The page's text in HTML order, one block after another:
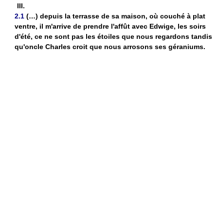
III.
2.1 (…) depuis la terrasse de sa maison, où couché à plat
ventre, il m'arrive de prendre l'affût avec Edwige, les soirs
d'été, ce ne sont pas les étoiles que nous regardons tandis
qu'oncle Charles croit que nous arrosons ses géraniums.